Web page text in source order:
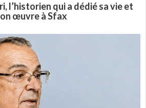
l’historien qui a dédié sa vie et
œuvre à Sfax